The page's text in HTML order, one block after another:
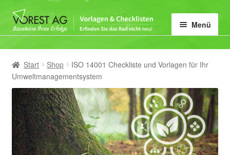
Zur
Navigation
Zum
Inhalt
Menü
Home
Vorlagen-Kategorie
öffnen
Mein Konto
Start Shop
ISO 14001 Checkliste und Vorlagen für Ihr
Umweltmanagementsystem